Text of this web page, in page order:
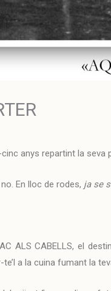
anys repartint la seva
En lloc de rodes, ja se
ALS CABELLS, el
a la cuina fumant la